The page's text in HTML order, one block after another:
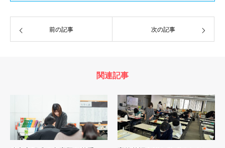
前の記事 次の記事
関連記事